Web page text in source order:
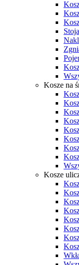
Kosze na
Kosze